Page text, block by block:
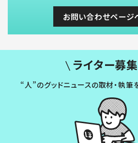
お問い合わせページ
ライター募集
“人”のグッドニュースの取材・執筆